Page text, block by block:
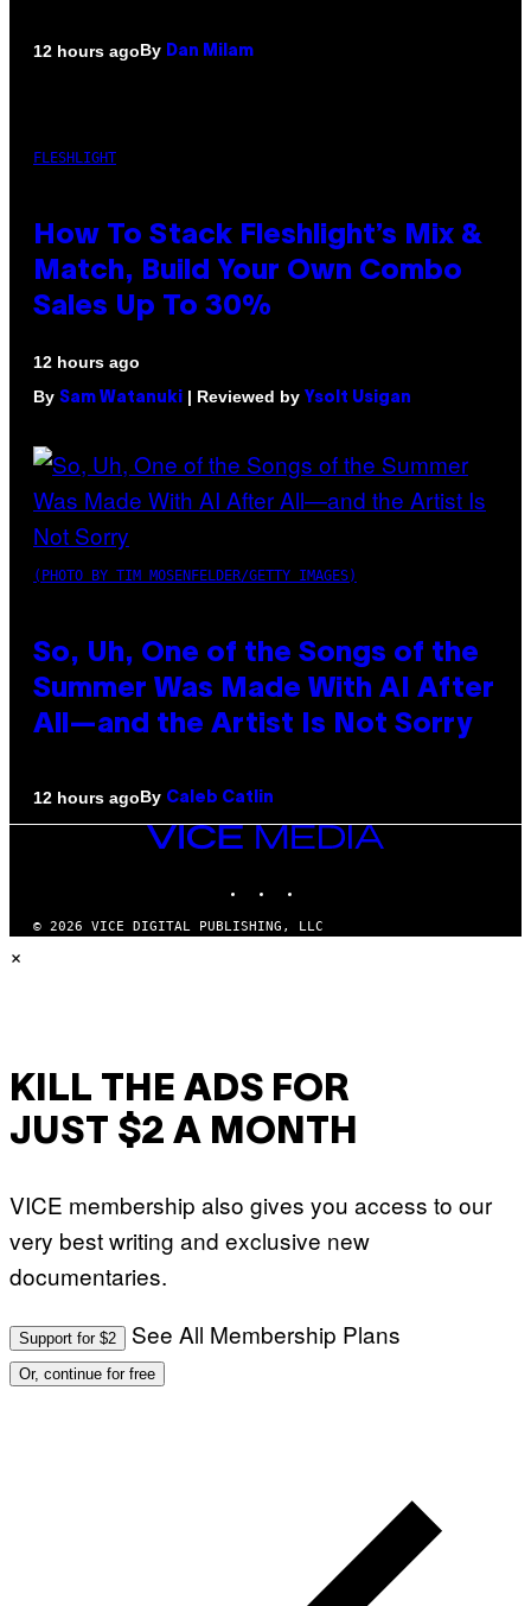
12 hours agoBy Dan Milam
FLESHLIGHT
How To Stack Fleshlight’s Mix &
Match, Build Your Own Combo
Sales Up To 30%
12 hours ago
By Sam Watanuki | Reviewed by Ysolt Usigan
(PHOTO BY TIM MOSENFELDER/GETTY IMAGES)
So, Uh, One of the Songs of the
Summer Was Made With AI After
All—and the Artist Is Not Sorry
12 hours agoBy Caleb Catlin
VICE
© 2026 VICE DIGITAL PUBLISHING, LLC
×
KILL THE ADS FOR
JUST $2 A MONTH
VICE membership also gives you access to our
very best writing and exclusive new
documentaries.
Support for $2 See All Membership Plans
Or, continue for free